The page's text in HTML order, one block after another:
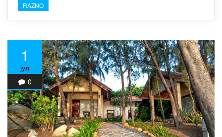
RAZNO
1
јул
0